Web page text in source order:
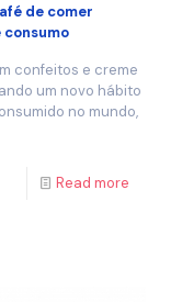
de comer
confeitos e creme
um novo hábito
no mundo,
Read more